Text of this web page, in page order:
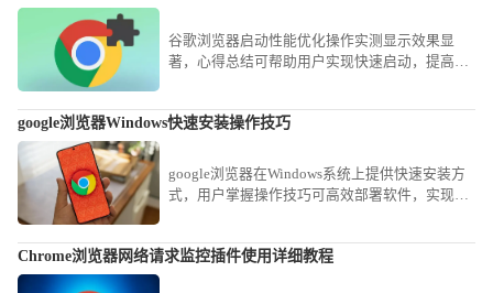
谷歌浏览器启动性能优化操作实测显示效果显
著，心得总结可帮助用户实现快速启动，提高浏
google浏览器Windows快速安装操作技巧
google浏览器在Windows系统上提供快速安装方
式，用户掌握操作技巧可高效部署软件，实现浏
Chrome浏览器网络请求监控插件使用详细教程